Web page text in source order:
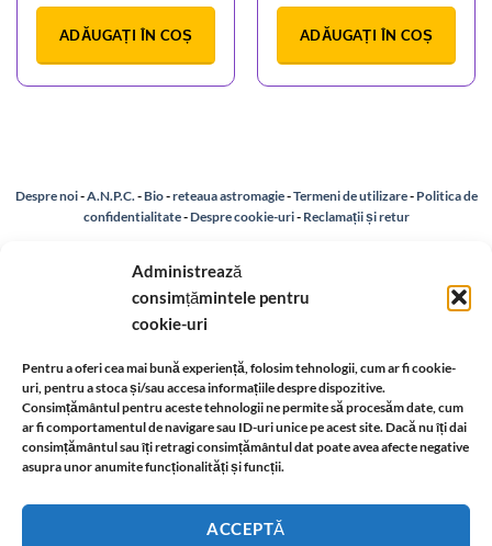
Administrează
consimțămintele pentru
cookie-uri
Pentru a oferi cea mai bună experiență, folosim tehnologii, cum ar fi cookie-
uri, pentru a stoca și/sau accesa informațiile despre dispozitive.
Consimțământul pentru aceste tehnologii ne permite să procesăm date, cum
ar fi comportamentul de navigare sau ID-uri unice pe acest site. Dacă nu îți dai
consimțământul sau îți retragi consimțământul dat poate avea afecte negative
asupra unor anumite funcționalități și funcții.
ACCEPTĂ
ADĂUGAȚI ÎN COȘ ADĂUGAȚI ÎN COȘ
Despre noi-A.N.P.C. -Bio-reteaua astromagie-Termeni de utilizare- Politica de
confidentialitate-Despre cookie-uri- Reclamații și retur
Politica de rezolvare a reclamatiilor -
Identificare firma
Informatii legale: